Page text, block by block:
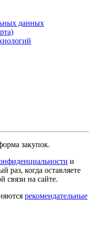
данных
закупок.
и
раз, когда оставляете
связи на сайте.
рекомендательные